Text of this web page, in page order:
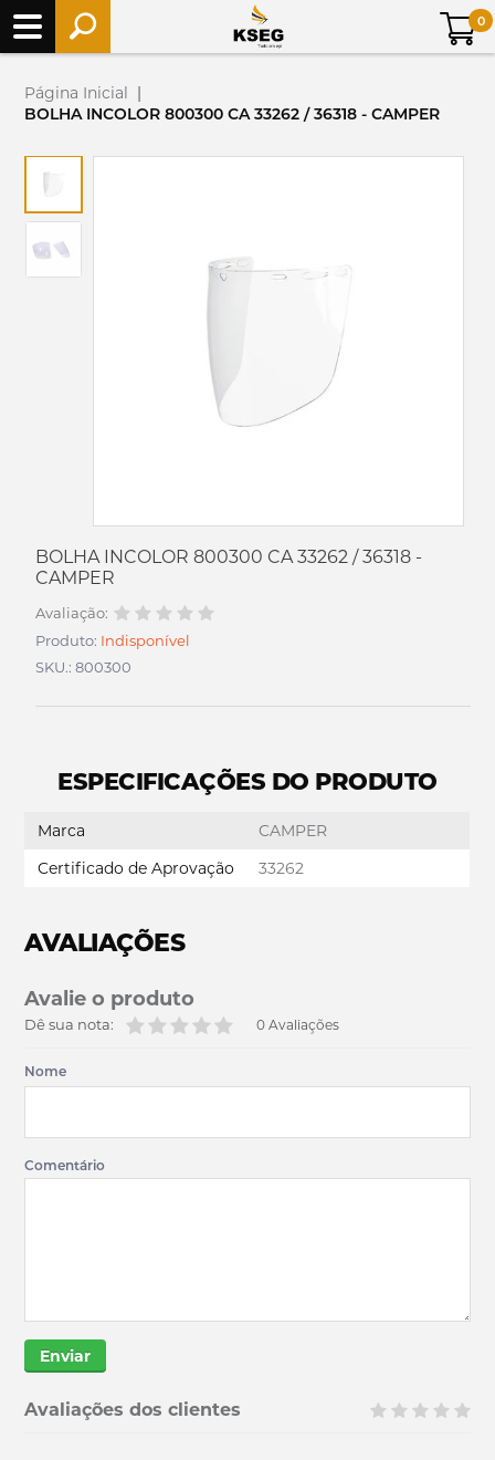
0
Página Inicial |
BOLHA INCOLOR 800300 CA 33262 / 36318 - CAMPER
BOLHA INCOLOR 800300 CA 33262 / 36318 -
CAMPER
Avaliação:
Produto: Indisponível
SKU.: 800300
ESPECIFICAÇÕES DO PRODUTO
Marca
CAMPER
Certificado de Aprovação
33262
AVALIAÇÕES
Avalie o produto
0 Avaliações
Dê sua nota:
Nome
Comentário
Enviar
Avaliações dos clientes